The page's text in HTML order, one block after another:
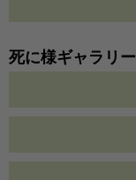
死に様ギャラリー